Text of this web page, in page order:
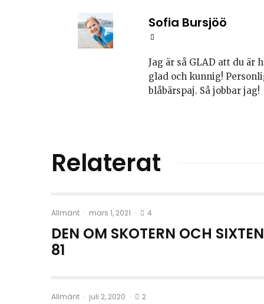
Sofia Bursjöö
Jag är så GLAD att du är
glad och kunnig!
blåbärspaj. Så jobbar jag!
Relaterat
Allmänt · mars 1, 2021 · 4
DEN OM SKOTERN OCH SIXTEN
81
Allmänt · juli 2, 2020 · 2